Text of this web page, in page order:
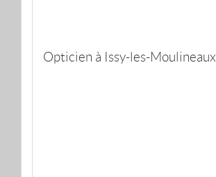
Opticien à Issy-les-Moulineaux